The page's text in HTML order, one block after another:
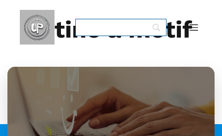
tétine à motif